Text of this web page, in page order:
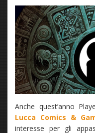
Anche quest’anno
Lucca Comics &
interesse per gli